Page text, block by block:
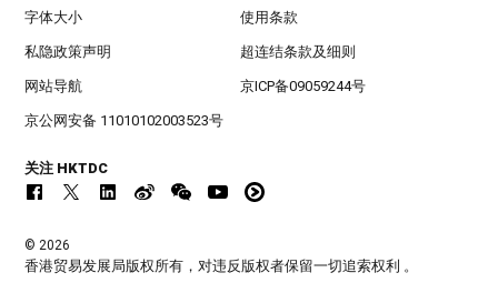
字体大小 使用条款
私隐政策声明 超连结条款及细则
网站导航 京ICP备09059244号
京公网安备 11010102003523号
关注 HKTDC
© 2026
香港贸易发展局版权所有，对违反版权者保留一切追索权利 。